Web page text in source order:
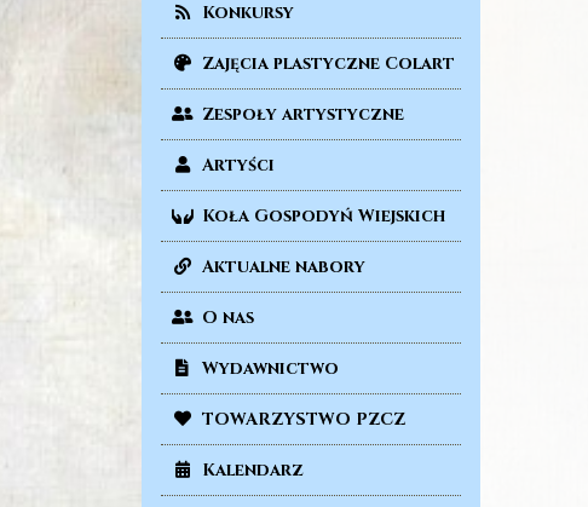
Konkursy
Zajęcia plastyczne Colart
Zespoły artystyczne
Artyści
Koła Gospodyń Wiejskich
Aktualne nabory
O nas
Wydawnictwo
TOWARZYSTWO PZCZ
Kalendarz